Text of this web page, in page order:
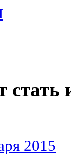
стать
2015